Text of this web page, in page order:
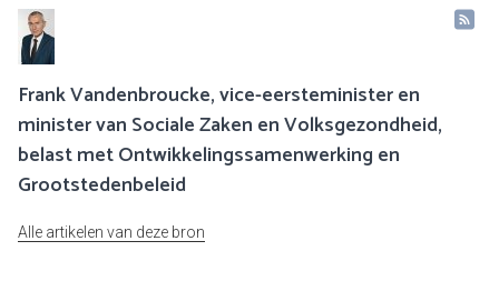
Frank Vandenbroucke, vice-eersteminister en
minister van Sociale Zaken en Volksgezondheid,
belast met Ontwikkelingssamenwerking en
Grootstedenbeleid
Alle artikelen van deze bron